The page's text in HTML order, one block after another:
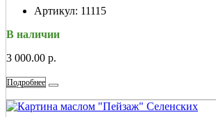
Артикул: 11115
В наличии
3 000.00 р.
Подробнее